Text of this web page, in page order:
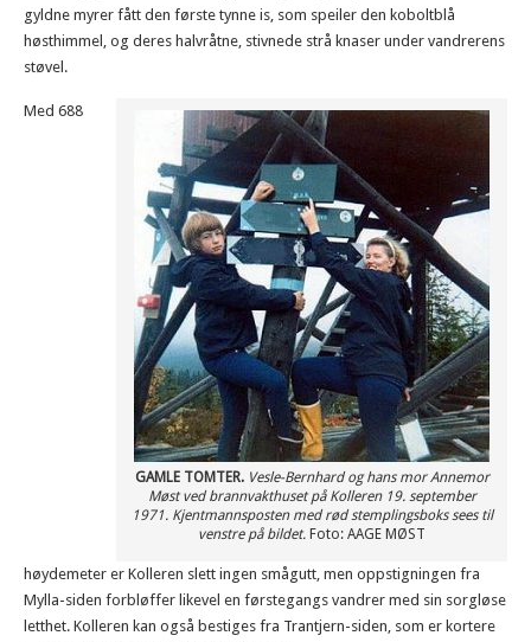
gyldne myrer fått den første tynne is, som speiler den koboltblå
høsthimmel, og deres halvråtne, stivnede strå knaser under vandrerens
støvel.
GAMLE TOMTER. Vesle-Bernhard og hans mor Annemor
Møst ved brannvakthuset på Kolleren 19. september
1971. Kjentmannsposten med rød stemplingsboks sees til
venstre på bildet. Foto: AAGE MØST
Med 688
høydemeter er Kolleren slett ingen smågutt, men oppstigningen fra
Mylla-siden forbløffer likevel en førstegangs vandrer med sin sorgløse
letthet. Kolleren kan også bestiges fra Trantjern-siden, som er kortere